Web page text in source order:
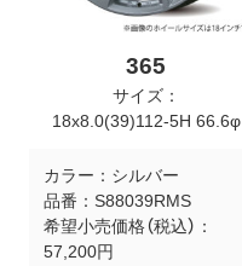
365
サイズ：
18x8.0(39)112-5H 66.6φ
カラー： シルバー
品番： S88039RMS
希望小売価格（税込）：
57,200円